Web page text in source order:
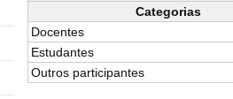
Categorias
Docentes
Estudantes
Outros participantes